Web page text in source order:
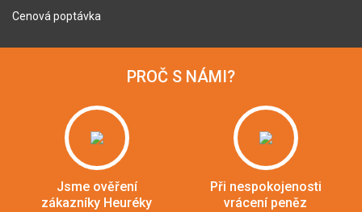
Cenová poptávka
PROČ S NÁMI?
Jsme ověření
zákazníky Heuréky
Při nespokojenosti
vrácení peněz